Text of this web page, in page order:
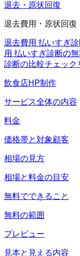
退去・原状回復
退去費用・原状回復
退去費用 払いすぎ
用 払いすぎ診断の
診断の比較チェック
飲食店HP制作
サービス全体の内容
料金
価格帯と対象顧客
相場の見方
相場と料金の目安
無料でできること
無料の範囲
プレビュー
見本と見える内容